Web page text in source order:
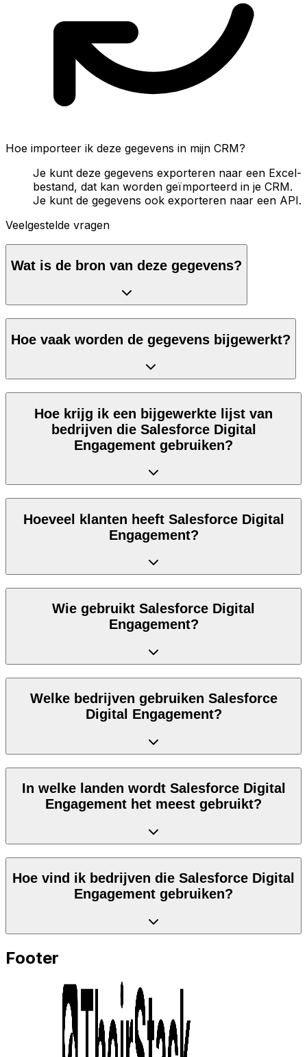
Hoe importeer ik deze gegevens in mijn CRM?
Je kunt deze gegevens exporteren naar een Excel-
bestand, dat kan worden geïmporteerd in je CRM.
Je kunt de gegevens ook exporteren naar een API.
Veelgestelde vragen
Wat is de bron van deze gegevens?
Hoe vaak worden de gegevens bijgewerkt?
Hoe krijg ik een bijgewerkte lijst van
bedrijven die Salesforce Digital
Engagement gebruiken?
Hoeveel klanten heeft Salesforce Digital
Engagement?
Wie gebruikt Salesforce Digital
Engagement?
Welke bedrijven gebruiken Salesforce
Digital Engagement?
In welke landen wordt Salesforce Digital
Engagement het meest gebruikt?
Hoe vind ik bedrijven die Salesforce Digital
Engagement gebruiken?
Footer